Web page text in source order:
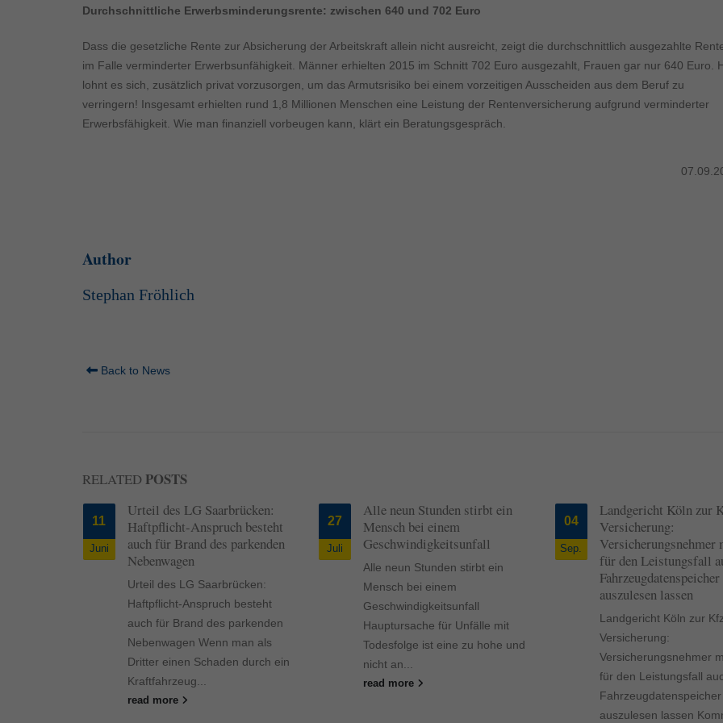
Durchschnittliche Erwerbsminderungsrente: zwischen 640 und 702 Euro
Dass die gesetzliche Rente zur Absicherung der Arbeitskraft allein nicht ausreicht, zeigt die durchschnittlich ausgezahlte
im Falle verminderter Erwerbsunfähigkeit. Männer erhielten 2015 im Schnitt 702 Euro ausgezahlt, Frauen gar nur 640 Euro.
lohnt es sich, zusätzlich privat vorzusorgen, um das Armutsrisiko bei einem vorzeitigen Ausscheiden aus dem Beruf zu
verringern! Insgesamt erhielten rund 1,8 Millionen Menschen eine Leistung der Rentenversicherung aufgrund verminderter
Erwerbsfähigkeit. Wie man finanziell vorbeugen kann, klärt ein Beratungsgespräch.
Author
Stephan Fröhlich
Back to News
RELATED POSTS
11
Juni
Urteil des LG Saarbrücken:
Haftpflicht-Anspruch besteht
auch für Brand des parkenden
Nebenwagen
Urteil des LG Saarbrücken:
Haftpflicht-Anspruch besteht
auch für Brand des parkenden
Nebenwagen Wenn man als
Dritter einen Schaden durch ein
Kraftfahrzeug...
read more
27
Juli
Alle neun Stunden stirbt ein
Mensch bei einem
Geschwindigkeitsunfall
Alle neun Stunden stirbt ein
Mensch bei einem
Geschwindigkeitsunfall
Hauptursache für Unfälle mit
Todesfolge ist eine zu hohe und
nicht an...
read more
04
Sep.
Landgericht Köln zur
Versicherung:
Versicherungsnehmer
für den Leistungsfall
Fahrzeugdatenspeicher
auszulesen lassen
Landgericht Köln zur
Versicherung:
Versicherungsnehmer
für den Leistungsfall
Fahrzeugdatenspeicher
auszulesen lassen
akzeptiert werden, bedarf der Zugriff auf diese Inhalte keiner manuellen Einwilligung mehr.
powered by Borlabs Cookie